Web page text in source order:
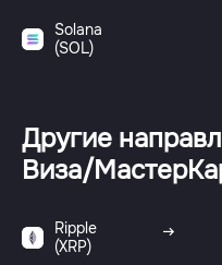
Solana
(SOL)
Другие
Виза/
Ripple
(XRP)